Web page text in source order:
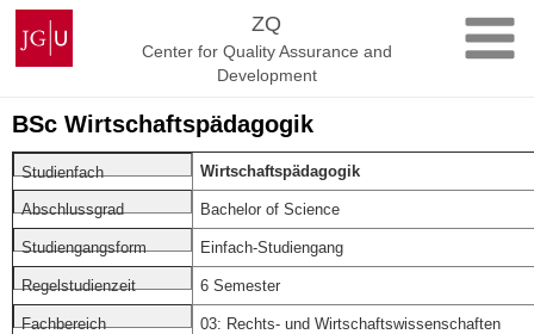
Skip
content
Johannes
Gutenberg
University
ZQ
Center for Quality Assurance and
Development
BSc Wirtschaftspädagogik
Studienfach Wirtschaftspädagogik
Abschlussgrad Bachelor of Science
Studiengangsform Einfach-Studiengang
Regelstudienzeit 6 Semester
Fachbereich 03: Rechts- und Wirtschaftswissenschaften